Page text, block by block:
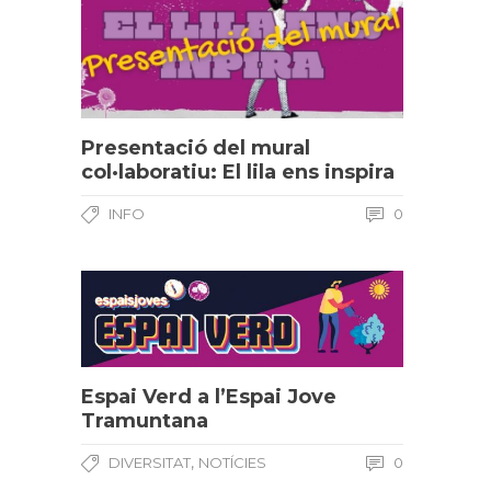
Presentació del mural
col·laboratiu: El lila ens inspira
INFO 0
Espai Verd a l’Espai Jove
Tramuntana
DIVERSITAT, NOTÍCIES 0